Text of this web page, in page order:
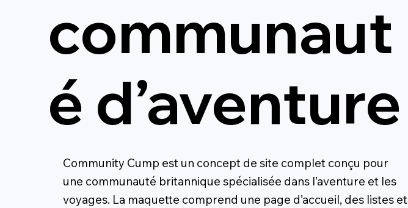
communaut
é d’aventure
Community Cump est un concept de site complet conçu pour
une communauté britannique spécialisée dans l’aventure et les
voyages. La maquette comprend une page d’accueil, des listes et